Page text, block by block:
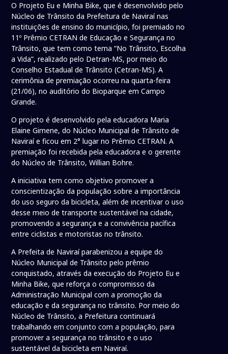
O Projeto Eu e Minha Bike, que é desenvolvido pelo
Núcleo de Trânsito da Prefeitura de Naviraí nas
instituições de ensino do município, foi premiado no
11º Prêmio CETRAN de Educação e Segurança no
Trânsito, que tem como tema “No Trânsito, Escolha
a Vida”, realizado pelo Detran-MS, por meio do
Conselho Estadual de Trânsito (Cetran-MS). A
cerimônia de premiação ocorreu na quarta-feira
(21/06), no auditório do Bioparque em Campo
Grande.
O projeto é desenvolvido pela educadora Maria
Elaine Gimene, do Núcleo Municipal de Trânsito de
Naviraí e ficou em 2° lugar no Prêmio CETRAN. A
premiação foi recebida pela educadora e o gerente
do Núcleo de Trânsito, Willian Bohre.
A iniciativa tem como objetivo promover a
conscientização da população sobre a importância
do uso seguro da bicicleta, além de incentivar o uso
desse meio de transporte sustentável na cidade,
promovendo a segurança e a convivência pacífica
entre ciclistas e motoristas no trânsito.
A Prefeita de Naviraí parabenizou a equipe do
Núcleo Municipal de Trânsito pelo prêmio
conquistado, através da execução do Projeto Eu e
Minha Bike, que reforça o compromisso da
Administração Municipal com a promoção da
educação e da segurança no trânsito. Por meio do
Núcleo de Trânsito, a Prefeitura continuará
trabalhando em conjunto com a população, para
promover a segurança no trânsito e o uso
sustentável da bicicleta em Naviraí.